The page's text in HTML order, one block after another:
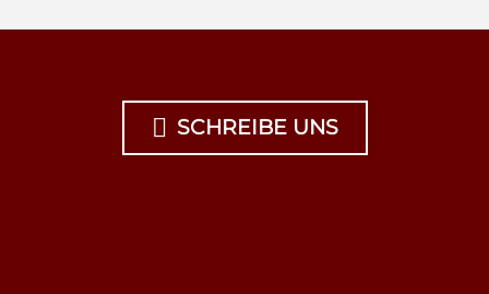
 SCHREIBE UNS